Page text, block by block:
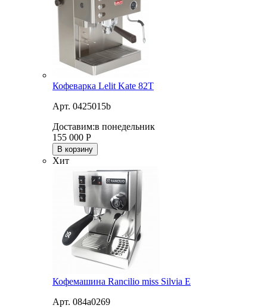
Кофеварка Lelit Kate 82T
Арт. 0425015b
Доставим:в понедельник
155 000 Р
В корзину
Хит
Кофемашина Rancilio miss Silvia E
Арт. 084a0269